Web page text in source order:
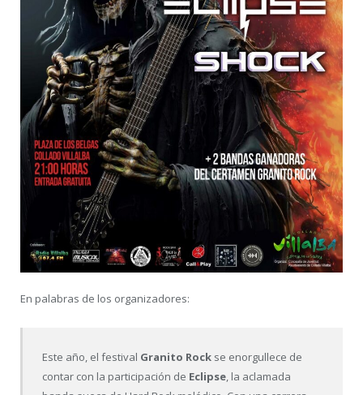
En palabras de los organizadores:
Este año, el festival Granito Rock se enorgullece de
contar con la participación de Eclipse, la aclamada